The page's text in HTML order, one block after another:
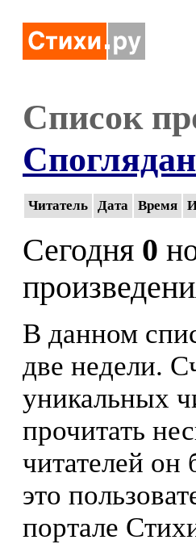
Список
Читатель Дата Время
Сегодня 0
В данном
две недели.
уникальных
прочитать
читателей он
это
портале